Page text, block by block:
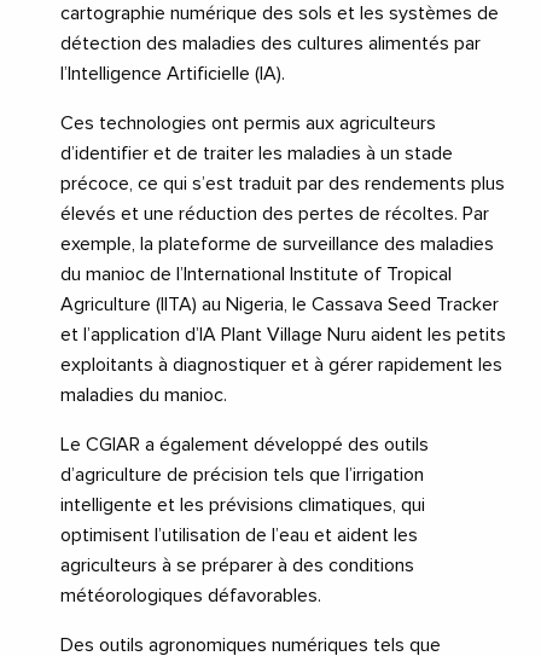
cartographie numérique des sols et les systèmes de
détection des maladies des cultures alimentés par
l’Intelligence Artificielle (IA).
Ces technologies ont permis aux agriculteurs
d’identifier et de traiter les maladies à un stade
précoce, ce qui s’est traduit par des rendements plus
élevés et une réduction des pertes de récoltes. Par
exemple, la plateforme de surveillance des maladies
du manioc de l’International Institute of Tropical
Agriculture (IITA) au Nigeria, le Cassava Seed Tracker
et l’application d’IA Plant Village Nuru aident les petits
exploitants à diagnostiquer et à gérer rapidement les
maladies du manioc.
Le CGIAR a également développé des outils
d’agriculture de précision tels que l’irrigation
intelligente et les prévisions climatiques, qui
optimisent l’utilisation de l’eau et aident les
agriculteurs à se préparer à des conditions
météorologiques défavorables.
Des outils agronomiques numériques tels que